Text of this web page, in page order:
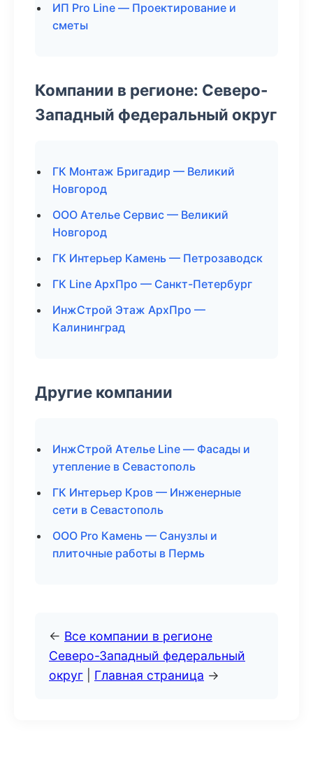
ИП Pro Line — Проектирование и
сметы
Компании в регионе: Северо-
Западный федеральный округ
ГК Монтаж Бригадир — Великий
Новгород
ООО Ателье Сервис — Великий
Новгород
ГК Интерьер Камень — Петрозаводск
ГК Line АрхПро — Санкт-Петербург
ИнжСтрой Этаж АрхПро —
Калининград
Другие компании
ИнжСтрой Ателье Line — Фасады и
утепление в Севастополь
ГК Интерьер Кров — Инженерные
сети в Севастополь
ООО Pro Камень — Санузлы и
плиточные работы в Пермь
← Все компании в регионе
Северо-Западный федеральный
округ
Главная страница →